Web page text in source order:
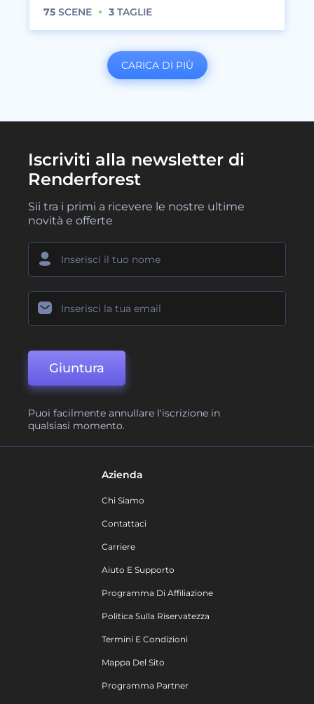
75 SCENE 3 TAGLIE
CARICA DI PIÙ
Iscriviti alla newsletter di
Renderforest
Sii tra i primi a ricevere le nostre ultime
novità e offerte
Giuntura
Puoi facilmente annullare l'iscrizione in
qualsiasi momento.
Azienda
Chi Siamo
Contattaci
Carriere
Aiuto E Supporto
Programma Di Affiliazione
Politica Sulla Riservatezza
Termini E Condizioni
Mappa Del Sito
Programma Partner